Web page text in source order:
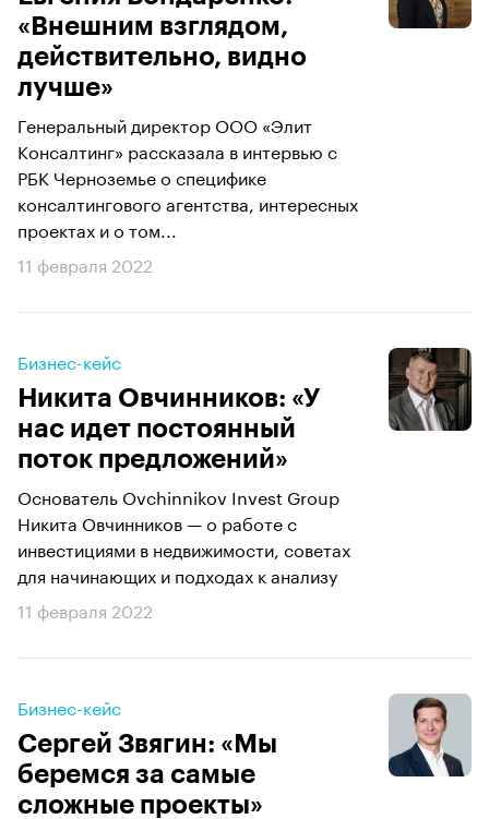
«Внешним взглядом,
действительно, видно
лучше»
Генеральный директор ООО «Элит
Консалтинг» рассказала в интервью с
РБК Черноземье о специфике
консалтингового агентства, интересных
проектах и о том...
11 февраля 2022
Бизнес-кейс
Никита Овчинников: «У
нас идет постоянный
поток предложений»
Основатель Ovchinnikov Invest Group
Никита Овчинников — о работе с
инвестициями в недвижимости, советах
для начинающих и подходах к анализу
11 февраля 2022
Бизнес-кейс
Сергей Звягин: «Мы
беремся за самые
сложные проекты»